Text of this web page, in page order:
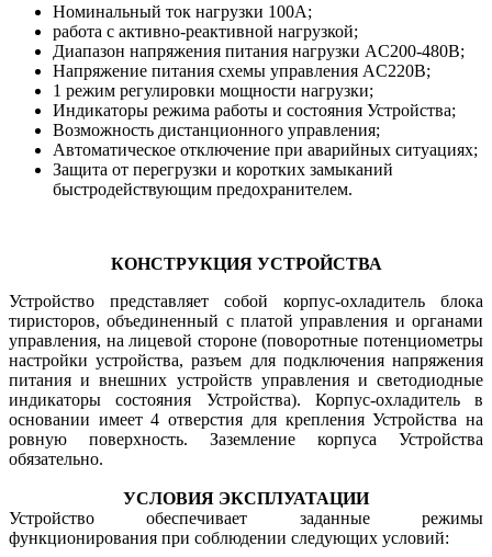
Номинальный ток нагрузки 100А;
работа с активно-реактивной нагрузкой;
Диапазон напряжения питания нагрузки AC200-480В;
Напряжение питания схемы управления AC220В;
1 режим регулировки мощности нагрузки;
Индикаторы режима работы и состояния Устройства;
Возможность дистанционного управления;
Автоматическое отключение при аварийных ситуациях;
Защита от перегрузки и коротких замыканий
быстродействующим предохранителем.
КОНСТРУКЦИЯ УСТРОЙСТВА
Устройство представляет собой корпус-охладитель блока
тиристоров, объединенный с платой управления и органами
управления, на лицевой стороне (поворотные потенциометры
настройки устройства, разъем для подключения напряжения
питания и внешних устройств управления и светодиодные
индикаторы состояния Устройства). Корпус-охладитель в
основании имеет 4 отверстия для крепления Устройства на
ровную поверхность. Заземление корпуса Устройства
обязательно.
УСЛОВИЯ ЭКСПЛУАТАЦИИ
Устройство обеспечивает заданные режимы
функционирования при соблюдении следующих условий: